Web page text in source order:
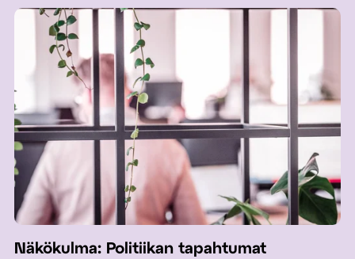
Näkökulma: Politiikan tapahtumat